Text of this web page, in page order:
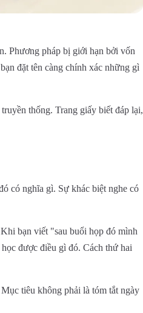
Phương pháp bị giới hạn bởi vốn
đặt tên càng chính xác những gì
thống. Trang giấy biết đáp lại,
có nghĩa gì. Sự khác biệt nghe có
bạn viết "sau buổi họp đó mình
được điều gì đó. Cách thứ hai
tiêu không phải là tóm tắt ngày